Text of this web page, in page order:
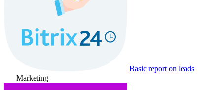
Basic report on leads
Marketing